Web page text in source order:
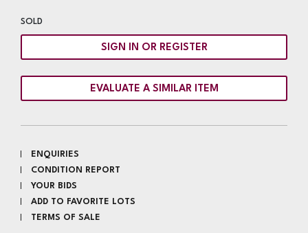
SOLD
SIGN IN OR REGISTER
EVALUATE A SIMILAR ITEM
ENQUIRIES
CONDITION REPORT
YOUR BIDS
ADD TO FAVORITE LOTS
TERMS OF SALE